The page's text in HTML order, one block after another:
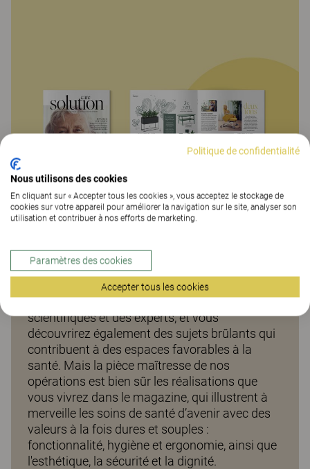
Dans ce magazine, vous rencontrerez des
scientifiques et des experts, et vous
découvrirez également des sujets brûlants qui
contribuent à des espaces favorables à la
santé. Mais la pièce maîtresse de nos
opérations est bien sûr les réalisations que
vous vivrez dans le magazine, qui illustrent à
merveille les soins de santé d’avenir avec des
valeurs à la fois dures et souples :
fonctionnalité, hygiène et ergonomie, ainsi que
l'esthétique, la sécurité et la dignité.
Politique de confidentialité
Nous utilisons des cookies
En cliquant sur « Accepter tous les cookies », vous acceptez le stockage de
cookies sur votre appareil pour améliorer la navigation sur le site, analyser son
utilisation et contribuer à nos efforts de marketing.
Paramètres des cookies
Accepter tous les cookies